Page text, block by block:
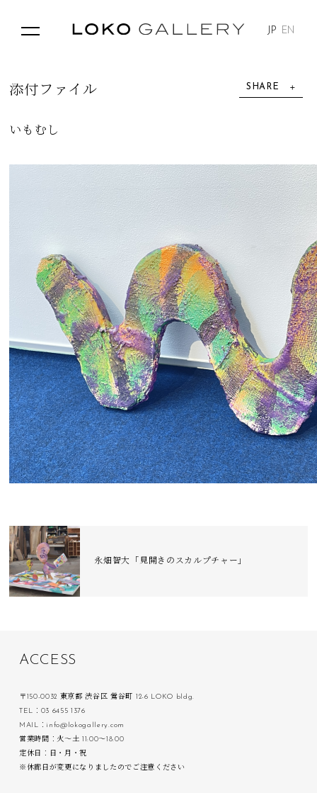
JP EN
SHARE
添付 フ ァ イ ル
いもむし
永畑智大「見開きのスカルプチャー」
ACC ESS
〒150-0032 東京都 渋谷区 鶯谷町 12-6 LOKO bldg.
TEL：03 6455 1376
MAIL：info@lokogallery.com
営業時間：火〜土 11:00〜18:00
定休日：日・月・祝
※休廊日が変更になりましたのでご注意ください